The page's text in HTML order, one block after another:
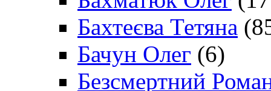
Бахтеєва Тетяна
Бачун Олег (6)
Безсмертний